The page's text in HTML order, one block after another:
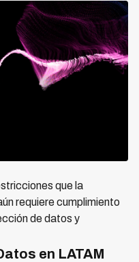
que la
requiere cumplimiento
de datos y
en LATAM